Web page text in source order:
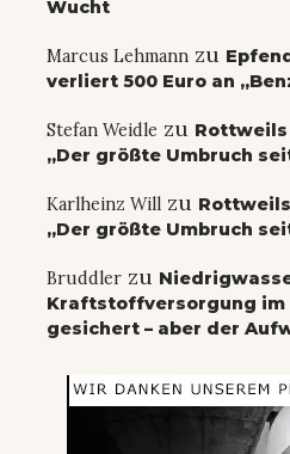
Wucht
Marcus Lehmann zu
verliert 500 Euro an
Stefan Weidle zu Rottweils
„Der größte Umbruch
Karlheinz Will zu
„Der größte Umbruch
Bruddler zu
Kraftstoffversorgung im
gesichert – aber der